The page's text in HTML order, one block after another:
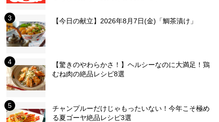
【今日の献立】2026年8月7日(金)「鯛茶漬け」
【驚きのやわらかさ！】ヘルシーなのに大満足！鶏
むね肉の絶品レシピ8選
チャンプルーだけじゃもったいない！今年こそ極め
る夏ゴーヤ絶品レシピ3選